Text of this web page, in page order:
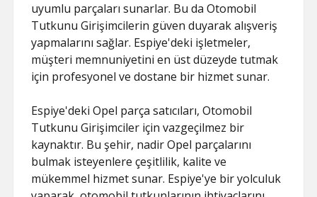
uyumlu parçaları sunarlar. Bu da Otomobil
Tutkunu Girişimcilerin güven duyarak alışveriş
yapmalarını sağlar. Espiye'deki işletmeler,
müşteri memnuniyetini en üst düzeyde tutmak
için profesyonel ve dostane bir hizmet sunar.
Espiye'deki Opel parça satıcıları, Otomobil
Tutkunu Girişimciler için vazgeçilmez bir
kaynaktır. Bu şehir, nadir Opel parçalarını
bulmak isteyenlere çeşitlilik, kalite ve
mükemmel hizmet sunar. Espiye'ye bir yolculuk